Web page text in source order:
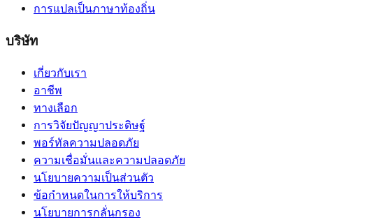
การแปลเป็นภาษาท้องถิ่น
บริษัท
เกี่ยวกับเรา
อาชีพ
ทางเลือก
การวิจัยปัญญาประดิษฐ์
พอร์ทัลความปลอดภัย
ความเชื่อมั่นและความปลอดภัย
นโยบายความเป็นส่วนตัว
ข้อกำหนดในการให้บริการ
นโยบายการกลั่นกรอง